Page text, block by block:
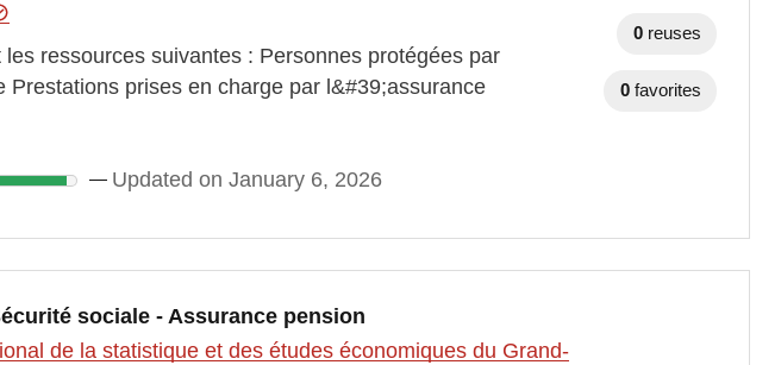
ressources suivantes : Personnes protégées par
Prestations prises en charge par l&#39;assurance
Updated on January 6, 2026
0 reuses
0 favorites
sociale - Assurance pension
de la statistique et des études économiques du Grand-